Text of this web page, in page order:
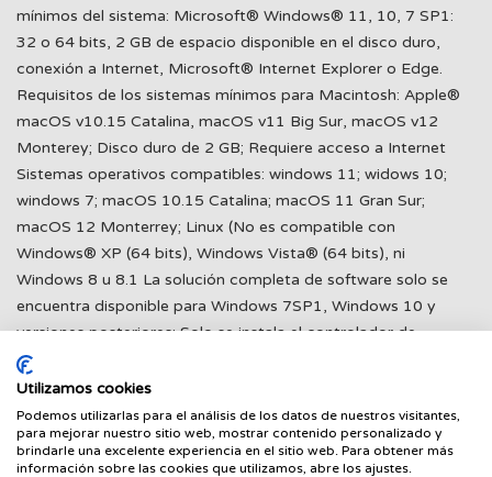
mínimos del sistema: Microsoft® Windows® 11, 10, 7 SP1:
32 o 64 bits, 2 GB de espacio disponible en el disco duro,
conexión a Internet, Microsoft® Internet Explorer o Edge.
Requisitos de los sistemas mínimos para Macintosh: Apple®
macOS v10.15 Catalina, macOS v11 Big Sur, macOS v12
Monterey; Disco duro de 2 GB; Requiere acceso a Internet
Sistemas operativos compatibles: windows 11; widows 10;
windows 7; macOS 10.15 Catalina; macOS 11 Gran Sur;
macOS 12 Monterrey; Linux (No es compatible con
Windows® XP (64 bits), Windows Vista® (64 bits), ni
Windows 8 u 8.1 La solución completa de software solo se
encuentra disponible para Windows 7SP1, Windows 10 y
versiones posteriores; Solo se instala el controlador de
impresión en Windows Server 2008 R2 de 64 bits, 2012 de 64
bits, 2012 R2 de 64 bits y 2016 de 64 bits El SO Windows RT
para Tablets (32 y 64 bits) utiliza un controlador de impresión
simplificado de HP integrado en el SO RT; Los sistemas Linux
utilizan el software HPLIP integrado en el sistema operativo.)
Utilizamos cookies
Podemos utilizarlas para el análisis de los datos de nuestros visitantes,
para mejorar nuestro sitio web, mostrar contenido personalizado y
brindarle una excelente experiencia en el sitio web. Para obtener más
información sobre las cookies que utilizamos, abre los ajustes.